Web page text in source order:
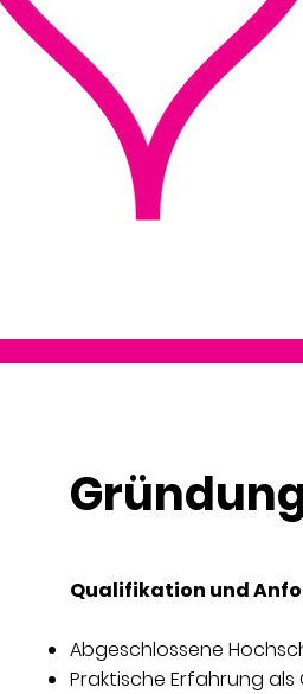
Qualifikation und
Abgeschlossene
Praktische Erfahrung